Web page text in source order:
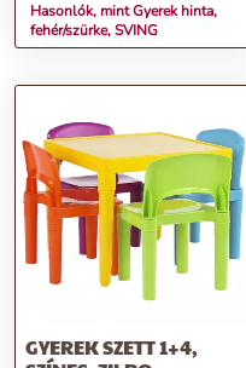
Hasonlók, mint Gyerek hinta,
fehér/szürke, SVING
GYEREK SZETT 1+4,